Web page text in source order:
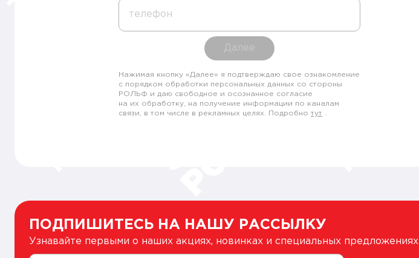
телефон
Далее
Нажимая кнопку «Далее» я подтверждаю свое ознакомление
с порядком обработки персональных данных со стороны
РОЛЬФ и даю свободное и осознанное согласие
на их обработку, на получение информации по каналам
связи, в том числе в рекламных целях. Подробно тут
ПОДПИШИТЕСЬ НА НАШУ РАССЫЛКУ
Узнавайте первыми о наших акциях, новинках и специальных предложениях